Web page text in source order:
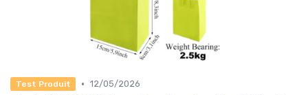
Test Produit • 12/05/2026